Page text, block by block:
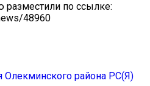
по ссылке:
48960
Олекминского района РС(Я)